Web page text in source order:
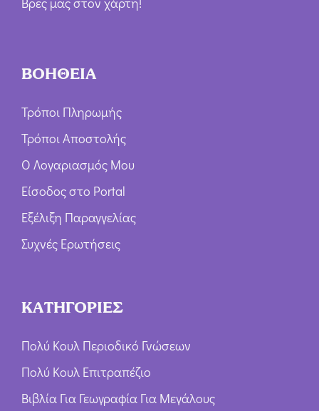
ΒΟΗΘΕΙΑ
Τρόποι Πληρωμής
Τρόποι Αποστολής
Ο Λογαριασμός Μου
Είσοδος στο Portal
Εξέλιξη Παραγγελίας
Συχνές Ερωτήσεις
ΚΑΤΗΓΟΡΙΕΣ
Πολύ Κουλ Περιοδικό Γνώσεων
Πολύ Κουλ Επιτραπέζιο
Βιβλία Για Γεωγραφία Για Μεγάλους